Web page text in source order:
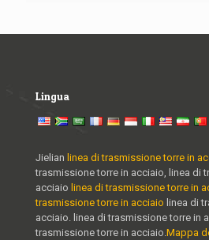
Lingua
Jielian linea di trasmissione torre in
trasmissione torre in acciaio, linea di
acciaio linea di trasmissione torre in
trasmissione torre in acciaio linea di
acciaio. linea di trasmissione torre in
trasmissione torre in acciaio.Mappa